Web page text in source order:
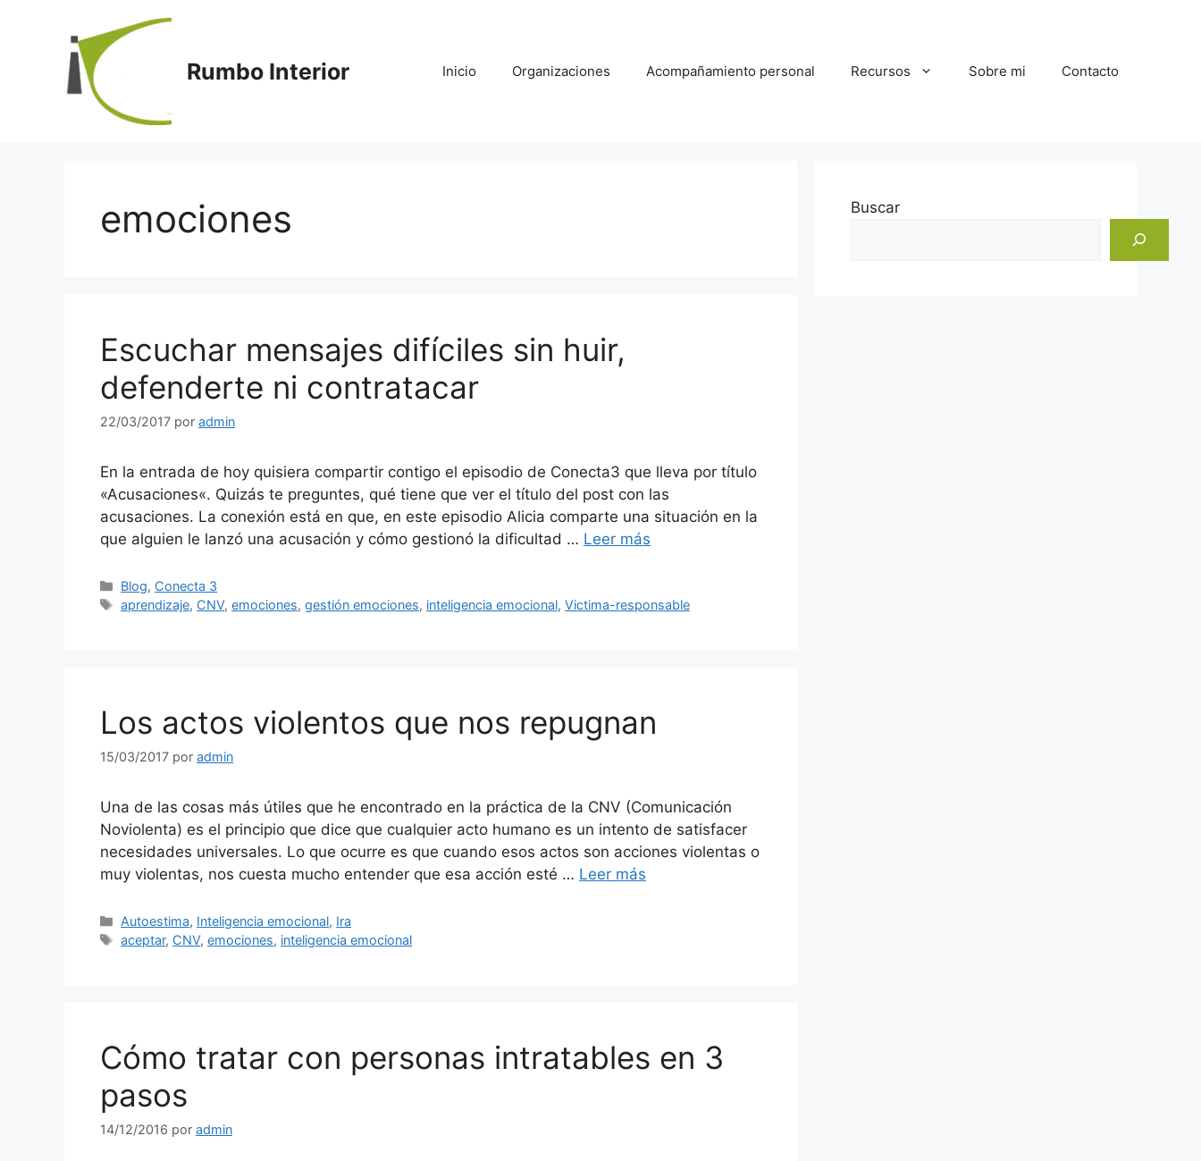
contenido
Rumbo Interior Inicio Organizaciones Acompañamiento personal Recursos Sobre mi Contacto
emociones
Escuchar mensajes difíciles sin huir,
defenderte ni contratacar
22/03/2017 por admin
En la entrada de hoy quisiera compartir contigo el episodio de Conecta3 que lleva por título
«Acusaciones«. Quizás te preguntes, qué tiene que ver el título del post con las
acusaciones. La conexión está en que, en este episodio Alicia comparte una situación en la
que alguien le lanzó una acusación y cómo gestionó la dificultad … Leer más
Categorías
Blog, Conecta 3
Etiquetas
aprendizaje, CNV,emociones,gestión emociones, inteligencia emocional,Victima-responsable
Los actos violentos que nos repugnan
15/03/2017 por admin
Una de las cosas más útiles que he encontrado en la práctica de la CNV (Comunicación
Noviolenta) es el principio que dice que cualquier acto humano es un intento de satisfacer
necesidades universales. Lo que ocurre es que cuando esos actos son acciones violentas o
muy violentas, nos cuesta mucho entender que esa acción esté … Leer más
Categorías
Autoestima, Inteligencia emocional, Ira
Etiquetas
aceptar, CNV,emociones, inteligencia emocional
Cómo tratar con personas intratables en 3
pasos
14/12/2016 por admin
Buscar